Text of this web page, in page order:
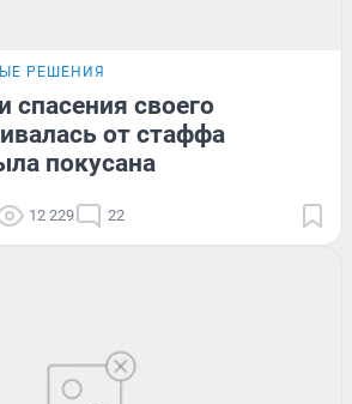
РЕШЕНИЯ
спасения своего
от стаффа
покусана
12 229 22